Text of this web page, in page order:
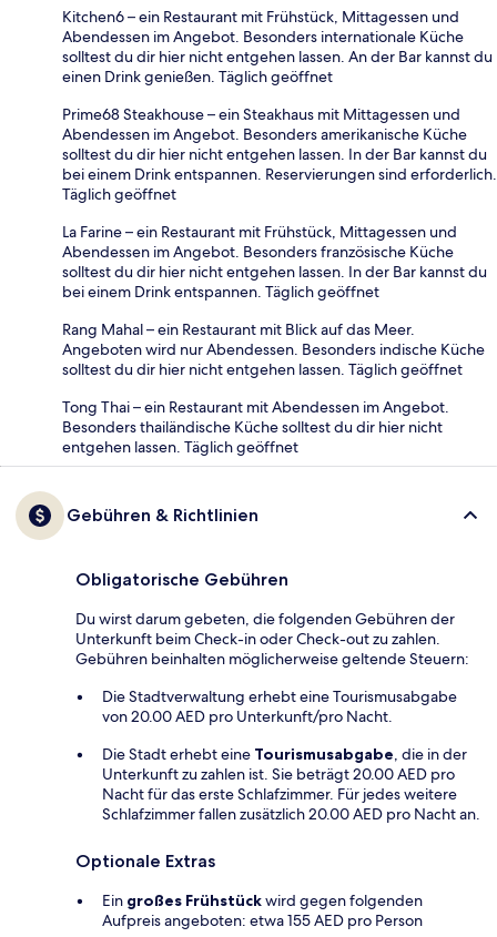
Kitchen6 – ein Restaurant mit Frühstück, Mittagessen und
Abendessen im Angebot. Besonders internationale Küche
solltest du dir hier nicht entgehen lassen. An der Bar kannst du
einen Drink genießen. Täglich geöffnet
Prime68 Steakhouse – ein Steakhaus mit Mittagessen und
Abendessen im Angebot. Besonders amerikanische Küche
solltest du dir hier nicht entgehen lassen. In der Bar kannst du
bei einem Drink entspannen. Reservierungen sind erforderlich.
Täglich geöffnet
La Farine – ein Restaurant mit Frühstück, Mittagessen und
Abendessen im Angebot. Besonders französische Küche
solltest du dir hier nicht entgehen lassen. In der Bar kannst du
bei einem Drink entspannen. Täglich geöffnet
Rang Mahal – ein Restaurant mit Blick auf das Meer.
Angeboten wird nur Abendessen. Besonders indische Küche
solltest du dir hier nicht entgehen lassen. Täglich geöffnet
Tong Thai – ein Restaurant mit Abendessen im Angebot.
Besonders thailändische Küche solltest du dir hier nicht
entgehen lassen. Täglich geöffnet
Gebühren & Richtlinien
Obligatorische Gebühren
Du wirst darum gebeten, die folgenden Gebühren der
Unterkunft beim Check-in oder Check-out zu zahlen.
Gebühren beinhalten möglicherweise geltende Steuern:
Die Stadtverwaltung erhebt eine Tourismusabgabe
von 20.00 AED pro Unterkunft/pro Nacht.
Die Stadt erhebt eine Tourismusabgabe, die in der
Unterkunft zu zahlen ist. Sie beträgt 20.00 AED pro
Nacht für das erste Schlafzimmer. Für jedes weitere
Schlafzimmer fallen zusätzlich 20.00 AED pro Nacht an.
Optionale Extras
Ein großes Frühstückwird gegen folgenden
Aufpreis angeboten: etwa 155 AED pro Person